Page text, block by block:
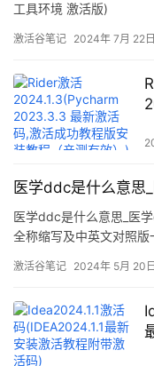
工具环境 激活版)
激活谷笔记 2024年 7月 22日
医学ddc是什么意思
医学ddc是什么意思_医
全称缩写及中英文对照
virus,EBV)人乳头状瘤病
激活谷笔记 2024年 5月 20日